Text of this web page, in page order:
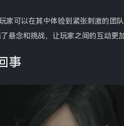
家可以在其中体验到紧张刺激的团
悬念和挑战，让玩家之间的互动更加
事